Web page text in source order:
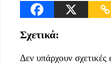
Σχετικά:
Δεν υπάρχουν σχετικές